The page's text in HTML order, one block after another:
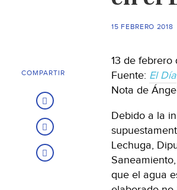
15 FEBRERO 2018
13 de febrero
Fuente: El Día
Nota de
Debido a la
Lechuga,
que el agua
COMPARTIR